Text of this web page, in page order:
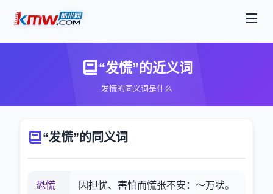
“发慌”的近义词
发慌的同义词是什么
“发慌”的同义词
恐慌
因担忧、害怕而慌张不安：～万状。